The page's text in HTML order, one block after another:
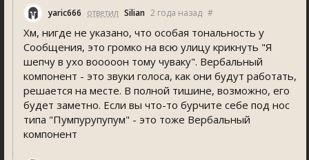
yaric666 ответил Silian 2 года назад #
Хм, нигде не указано, что особая тональность у
Сообщения, это громко на всю улицу крикнуть "Я
шепчу в ухо вооооон тому чуваку". Вербальный
компонент - это звуки голоса, как они будут работать,
решается на месте. В полной тишине, возможно, его
будет заметно. Если вы что-то бурчите себе под нос
типа "Пумпурупупум" - это тоже Вербальный
компонент